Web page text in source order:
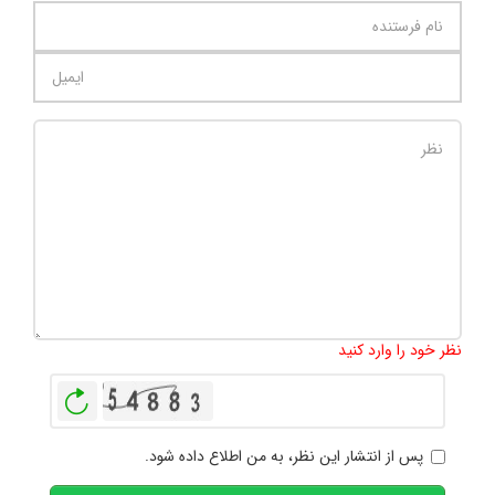
نظر خود را وارد کنید
پس از انتشار این نظر، به من اطلاع داده شود.